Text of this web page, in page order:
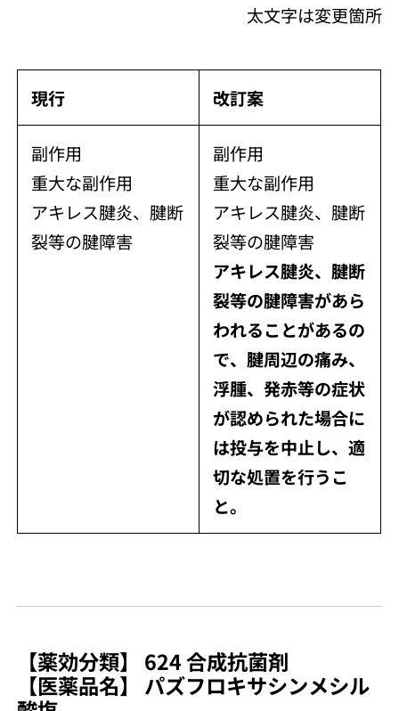
太文字は変更箇所
現行 改訂案
副作用
重大な副作用
アキレス腱炎、腱断
裂等の腱障害
副作用
重大な副作用
アキレス腱炎、腱断
裂等の腱障害
アキレス腱炎、腱断
裂等の腱障害があら
われることがあるの
で、腱周辺の痛み、
浮腫、発赤等の症状
が認められた場合に
は投与を中止し、適
切な処置を行うこ
と。
【薬効分類】 624 合成抗菌剤
【医薬品名】 パズフロキサシンメシル